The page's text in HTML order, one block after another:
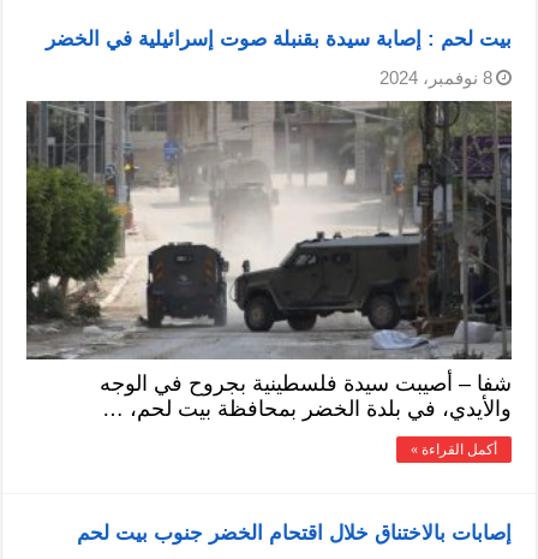
بيت لحم : إصابة سيدة بقنبلة صوت إسرائيلية في الخضر
8 نوفمبر، 2024
شفا – أصيبت سيدة فلسطينية بجروح في الوجه
والأيدي، في بلدة الخضر بمحافظة بيت لحم، …
أكمل القراءة »
إصابات بالاختناق خلال اقتحام الخضر جنوب بيت لحم